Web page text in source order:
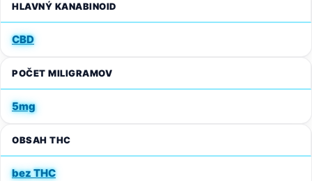
HLAVNÝ KANABINOID
CBD
POČET MILIGRAMOV
5mg
OBSAH THC
bez THC